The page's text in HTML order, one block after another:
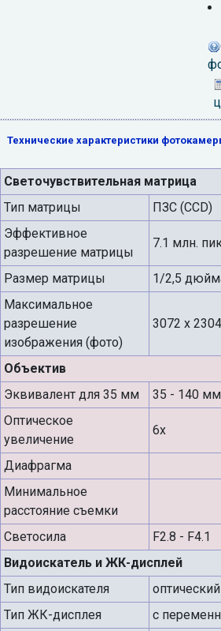
Технические характеристики
Светочувствительная матрица
Тип матрицы
ПЗС (CCD)
Эффективное
разрешение матрицы
7.1 млн.
Размер матрицы
1/2,5
Максимальное
разрешение
изображения (фото)
3072 х
Объектив
Эквивалент для 35 мм
35 - 140 мм
Оптическое
увеличение
6x
Диафрагма
Минимальное
расстояние съемки
Светосила
F2.8 - F4.1
Видоискатель и ЖК-дисплей
Тип видоискателя
оптический
Тип ЖК-дисплея
с